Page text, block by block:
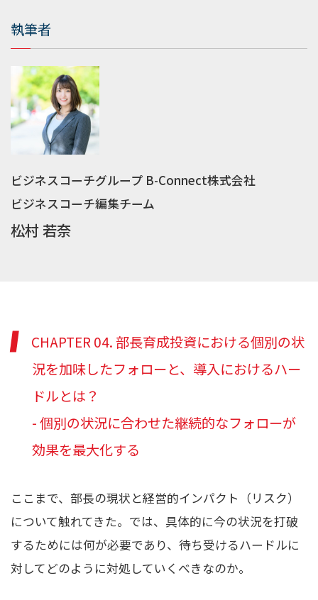
執筆者
ビジネスコーチグループ B-Connect株式会社
ビジネスコーチ編集チーム
松村 若奈
CHAPTER 04. 部長育成投資における個別の状
況を加味したフォローと、導入におけるハー
ドルとは？
- 個別の状況に合わせた継続的なフォローが
効果を最大化する
ここまで、部長の現状と経営的インパクト（リスク）
について触れてきた。では、具体的に今の状況を打破
するためには何が必要であり、待ち受けるハードルに
対してどのように対処していくべきなのか。